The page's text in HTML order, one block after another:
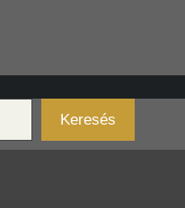
Keresés